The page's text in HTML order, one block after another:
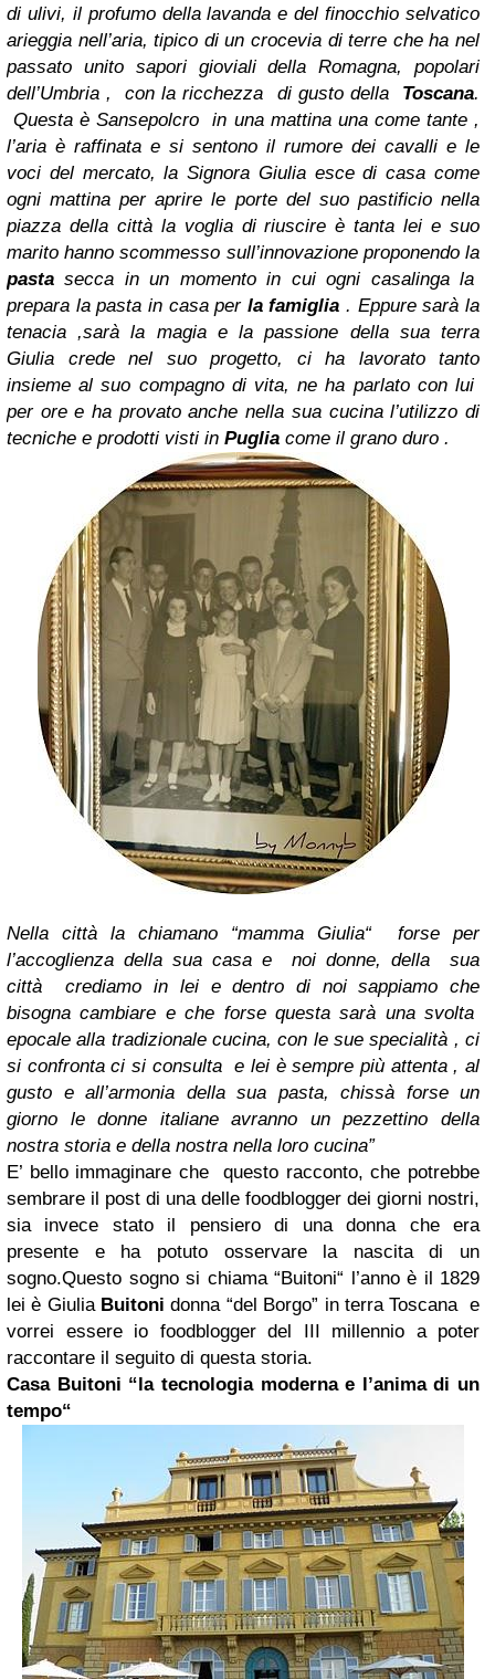
di ulivi, il profumo della lavanda e del finocchio selvatico
arieggia nell’aria, tipico di un crocevia di terre che ha nel
passato unito sapori gioviali della Romagna, popolari
dell’Umbria , con la ricchezza di gusto della Toscana.
Questa è Sansepolcro in una mattina una come tante ,
l’aria è raffinata e si sentono il rumore dei cavalli e le
voci del mercato, la Signora Giulia esce di casa come
ogni mattina per aprire le porte del suo pastificio nella
piazza della città la voglia di riuscire è tanta lei e suo
marito hanno scommesso sull’innovazione proponendo la
pasta secca in un momento in cui ogni casalinga la
prepara la pasta in casa per la famiglia . Eppure sarà la
tenacia ,sarà la magia e la passione della sua terra
Giulia crede nel suo progetto, ci ha lavorato tanto
insieme al suo compagno di vita, ne ha parlato con lui
per ore e ha provato anche nella sua cucina l’utilizzo di
tecniche e prodotti visti in Puglia come il grano duro .
Nella città la chiamano “mamma Giulia“ forse per
l’accoglienza della sua casa e noi donne, della sua
città crediamo in lei e dentro di noi sappiamo che
bisogna cambiare e che forse questa sarà una svolta
epocale alla tradizionale cucina, con le sue specialità , ci
si confronta ci si consulta e lei è sempre più attenta , al
gusto e all’armonia della sua pasta, chissà forse un
giorno le donne italiane avranno un pezzettino della
nostra storia e della nostra nella loro cucina”
E’ bello immaginare che questo racconto, che potrebbe
sembrare il post di una delle foodblogger dei giorni nostri,
sia invece stato il pensiero di una donna che era
presente e ha potuto osservare la nascita di un
sogno.Questo sogno si chiama “Buitoni“ l’anno è il 1829
lei è Giulia Buitoni donna “del Borgo” in terra Toscana e
vorrei essere io foodblogger del III millennio a poter
raccontare il seguito di questa storia.
Casa Buitoni “la tecnologia moderna e l’anima di un
tempo“